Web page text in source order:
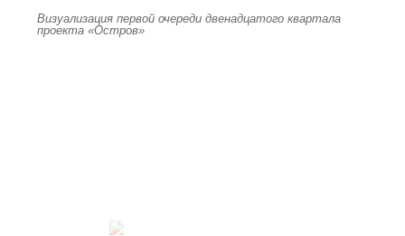
Визуализация первой очереди двенадцатого квартала
проекта «Остров»